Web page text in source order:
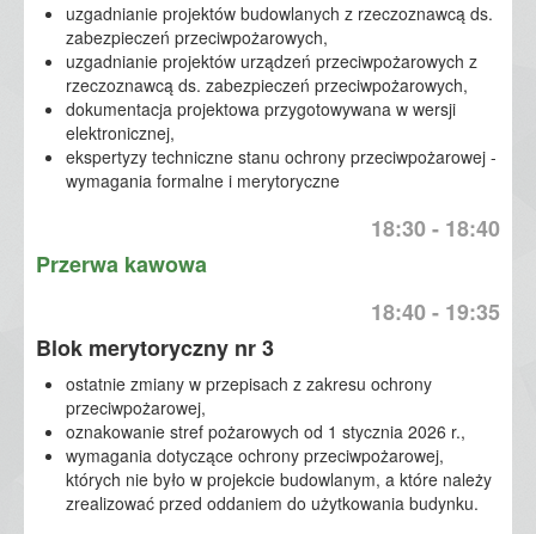
uzgadnianie projektów budowlanych z rzeczoznawcą ds.
zabezpieczeń przeciwpożarowych,
uzgadnianie projektów urządzeń przeciwpożarowych z
rzeczoznawcą ds. zabezpieczeń przeciwpożarowych,
dokumentacja projektowa przygotowywana w wersji
elektronicznej,
ekspertyzy techniczne stanu ochrony przeciwpożarowej -
wymagania formalne i merytoryczne
18:30 - 18:40
Przerwa kawowa
18:40 - 19:35
Blok merytoryczny nr 3
ostatnie zmiany w przepisach z zakresu ochrony
przeciwpożarowej,
oznakowanie stref pożarowych od 1 stycznia 2026 r.,
wymagania dotyczące ochrony przeciwpożarowej,
których nie było w projekcie budowlanym, a które należy
zrealizować przed oddaniem do użytkowania budynku.